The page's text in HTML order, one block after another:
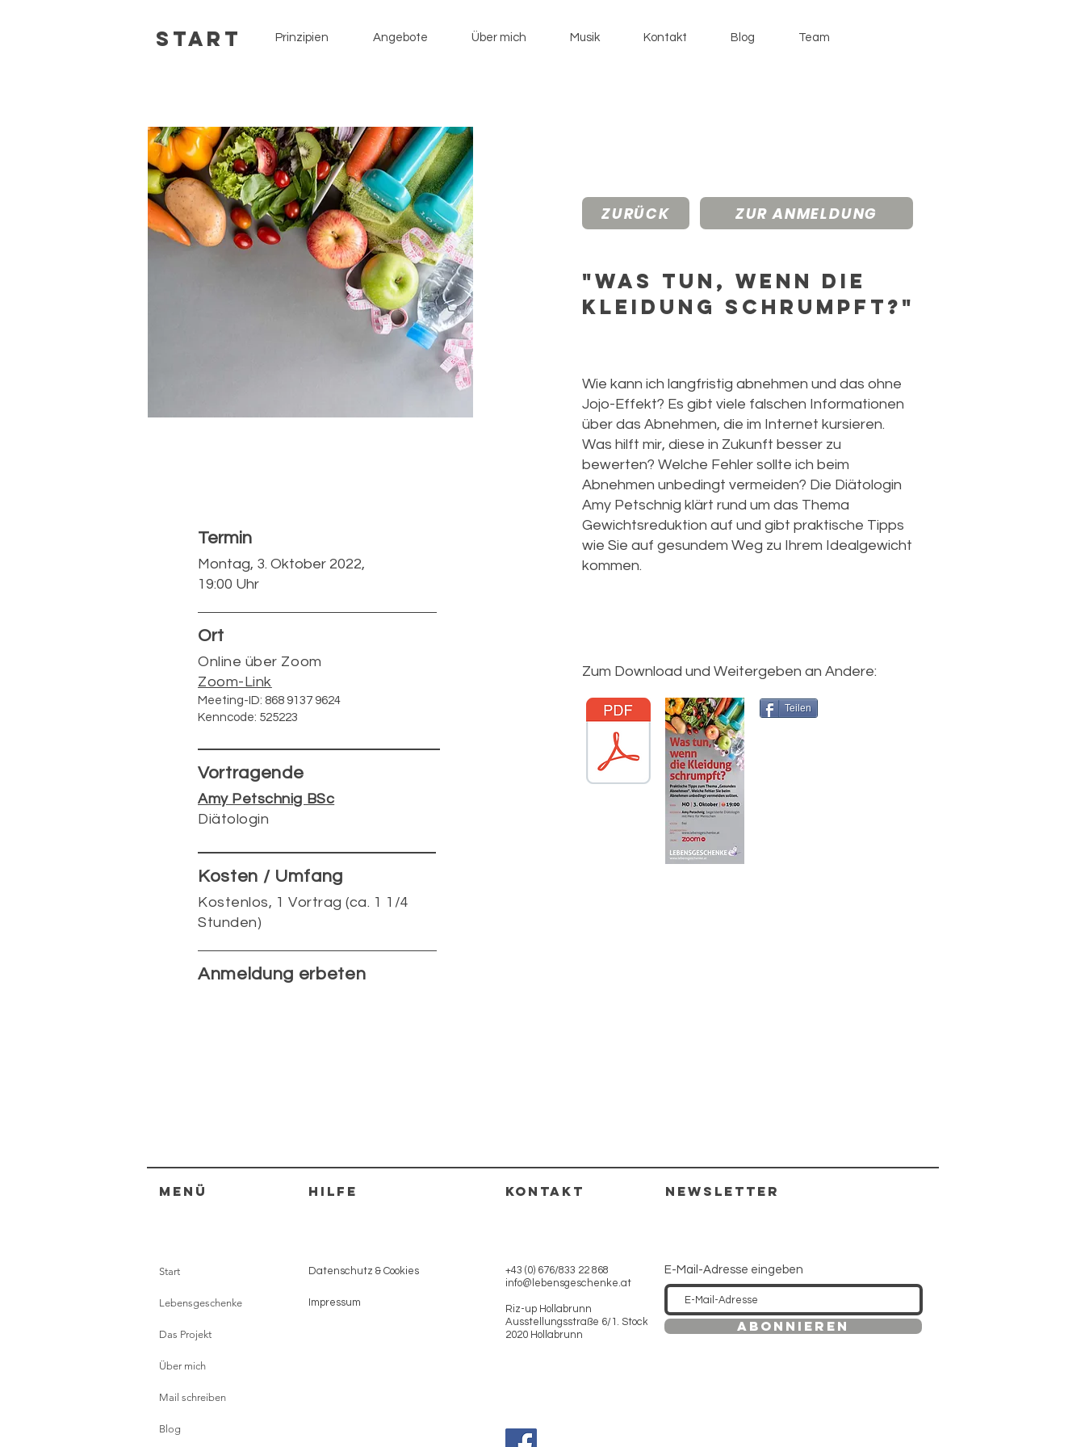
Start Prinzipien Angebote Über mich Musik Kontakt Blog Team
Termin
Montag, 3. Oktober 2022,
19:00 Uhr
Ort
Online über Zoom
Zoom-Link
Meeting-ID: 868 9137 9624
Kenncode: 525223
Vortragende
Amy Petschnig BSc
Diätologin
Kosten / Umfang
Kostenlos, 1 Vortrag (ca. 1 1/4
Stunden)
Anmeldung erbeten
ZURÜCK ZUR ANMELDUNG
"Was tun, wenn die
Kleidung schrumpft?"
Wie kann ich langfristig abnehmen und das ohne
Jojo-Effekt? Es gibt viele falschen Informationen
über das Abnehmen, die im Internet kursieren.
Was hilft mir, diese in Zukunft besser zu
bewerten? Welche Fehler sollte ich beim
Abnehmen unbedingt vermeiden? Die Diätologin
Amy Petschnig klärt rund um das Thema
Gewichtsreduktion auf und gibt praktische Tipps
wie Sie auf gesundem Weg zu Ihrem Idealgewicht
kommen.
Zum Download und Weitergeben an Andere:
Teilen
Menü HILFE
Start
Lebensgeschenke
Das Projekt
Über mich
Mail schreiben
Blog
Datenschutz & Cookies
Impressum
KONTAKT NEWSLETTER
+43 (0) 676/833 22 868
info@lebensgeschenke.at
Riz-up Hollabrunn
Ausstellungsstraße 6/1. Stock
2020 Hollabrunn
E-Mail-Adresse eingeben
Abonnieren